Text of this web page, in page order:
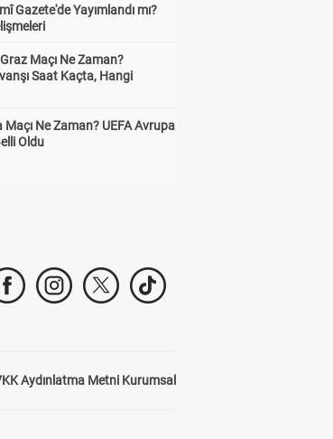
Gazete'de Yayımlandı mı?
Maçı Ne Zaman?
Saat Kaçta, Hangi
Ne Zaman? UEFA Avrupa
Oldu
Aydınlatma Metni Kurumsal